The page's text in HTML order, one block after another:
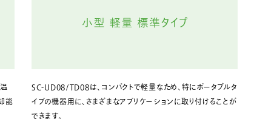
能
SC-UD08/TD08は、コンパクトで軽量なため、特にポータブルタ
イプの機器用に、さまざまなアプリケーションに取り付けることが
できます。